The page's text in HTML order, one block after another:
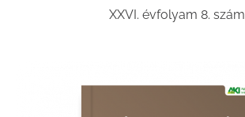
XXVI. évfolyam 8. szám